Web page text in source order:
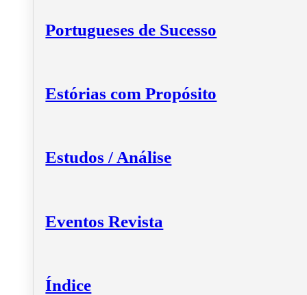
Portugueses de Sucesso
Estórias com Propósito
Estudos / Análise
Eventos Revista
Índice